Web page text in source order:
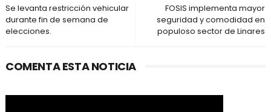
FOSIS implementa mayor
seguridad y comodidad en
populoso sector de Linares
Se levanta restricción vehicular
durante fin de semana de
elecciones.
COMENTA ESTA NOTICIA